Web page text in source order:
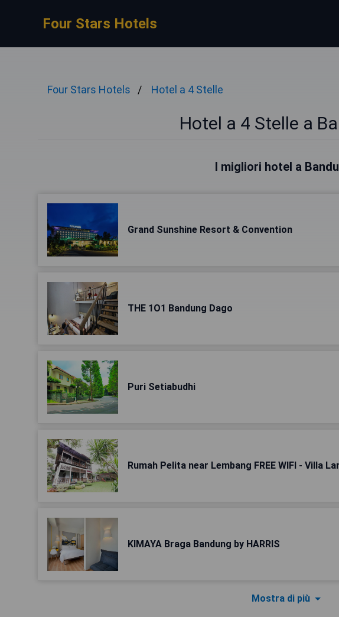
Four Stars Hotels
Four Stars Hotels Hotel a 4 Stelle
Hotel a 4 Stelle a
I migliori hotel a
Grand Sunshine Resort & Convention
THE 1O1 Bandung Dago
Puri Setiabudhi
Rumah Pelita near Lembang FREE WIFI - Villa
KIMAYA Braga Bandung by HARRIS
Mostra di più